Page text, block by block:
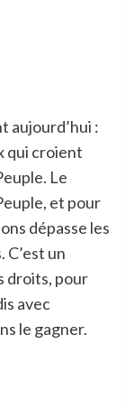
aujourd’hui :
qui croient
Le
et pour
dépasse les
un
droits, pour
avec
le gagner.